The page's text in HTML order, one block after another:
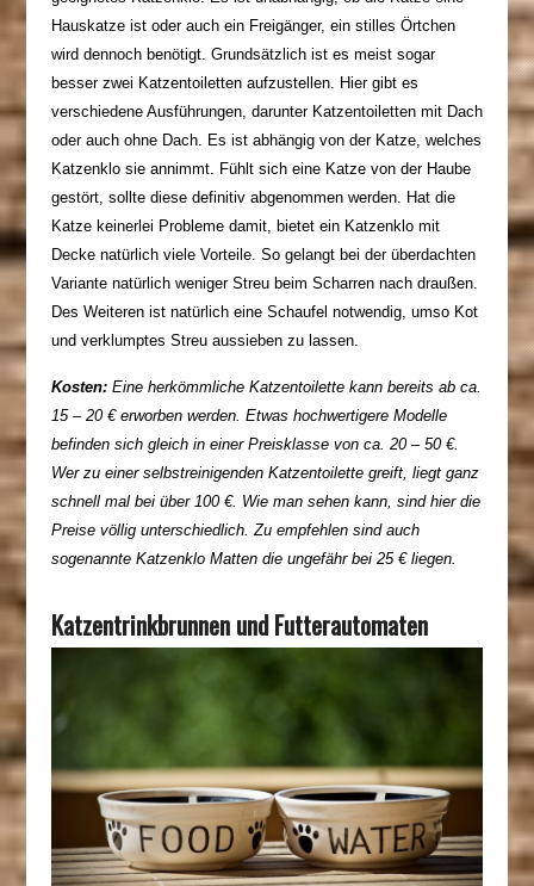
Hauskatze ist oder auch ein Freigänger, ein stilles Örtchen
wird dennoch benötigt. Grundsätzlich ist es meist sogar
besser zwei Katzentoiletten aufzustellen. Hier gibt es
verschiedene Ausführungen, darunter Katzentoiletten mit Dach
oder auch ohne Dach. Es ist abhängig von der Katze, welches
Katzenklo sie annimmt. Fühlt sich eine Katze von der Haube
gestört, sollte diese definitiv abgenommen werden. Hat die
Katze keinerlei Probleme damit, bietet ein Katzenklo mit
Decke natürlich viele Vorteile. So gelangt bei der überdachten
Variante natürlich weniger Streu beim Scharren nach draußen.
Des Weiteren ist natürlich eine Schaufel notwendig, umso Kot
und verklumptes Streu aussieben zu lassen.
Kosten: Eine herkömmliche Katzentoilette kann bereits ab ca.
15 – 20 € erworben werden. Etwas hochwertigere Modelle
befinden sich gleich in einer Preisklasse von ca. 20 – 50 €.
Wer zu einer selbstreinigenden Katzentoilette greift, liegt ganz
schnell mal bei über 100 €. Wie man sehen kann, sind hier die
Preise völlig unterschiedlich. Zu empfehlen sind auch
sogenannte Katzenklo Matten die ungefähr bei 25 € liegen.
Katzentrinkbrunnen und Futterautomaten